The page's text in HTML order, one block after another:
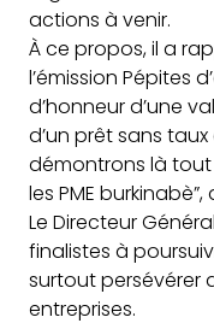
actions à venir.
À ce propos, il a
l’émission Pépites
d’honneur d’une
d’un prêt sans taux
démontrons là
les PME
Le Directeur
finalistes à
surtout persévérer
entreprises.